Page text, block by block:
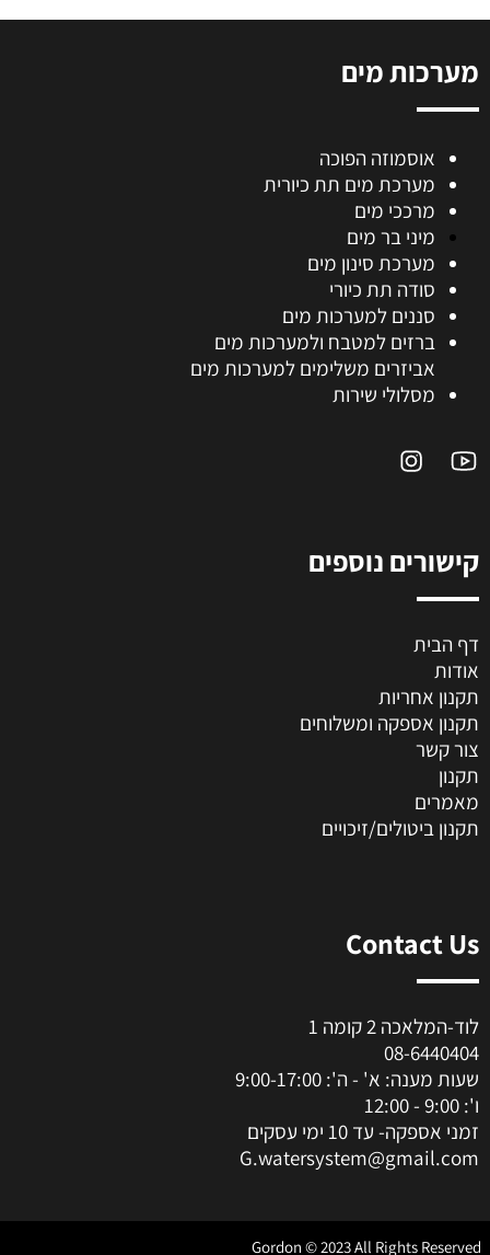
מערכות מים
אוסמוזה הפוכה
מערכת מים תת כיורית
מרככי מים
מיני בר מים
מערכת סינון מים
סודה תת כיורי
סננים למערכות מים
ברזים למטבח ולמערכות מים
אביזרים משלימים למערכות מים
מסלולי שירות
קישורים נוספים
דף הבית
אודות
תקנון אחריות
תקנון אספקה ומשלוחים
צור קשר
תקנון
מאמרים
תקנון ביטולים/זיכויים
Contact Us
לוד-המלאכה 2 קומה 1
08-6440404
שעות מענה: א' - ה': 9:00-17:00
ו': 9:00 - 12:00
זמני אספקה- עד 10 ימי עסקים
G.watersystem@gmail.com
Gordon © 2023 All Rights Reserved